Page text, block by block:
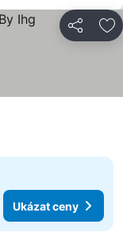
Sdílet
Ukázat ceny